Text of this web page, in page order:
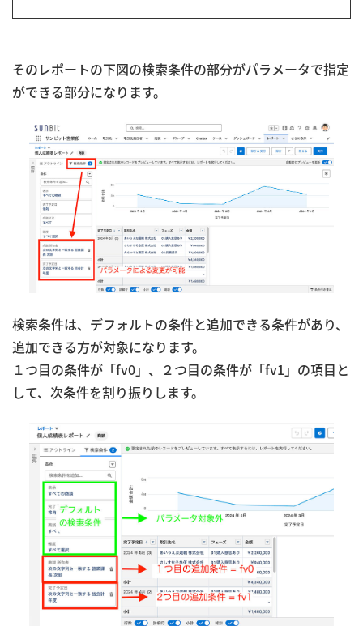
そのレポートの下図の検索条件の部分がパラメータで指定
ができる部分になります。
検索条件は、デフォルトの条件と追加できる条件があり、
追加できる方が対象になります。
１つ目の条件が「fv0」、２つ目の条件が「fv1」の項目と
して、次条件を割り振りします。